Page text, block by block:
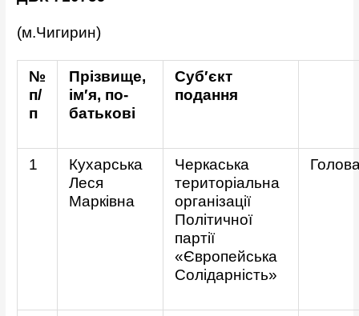
(м.Чигирин)
№
п/
п
Прізвище,
ім′я, по-
батькові
Суб′єкт
подання
1
Кухарська
Леся
Марківна
Черкаська
територіальна
організації
Політичної
партії
«Європейська
Солідарність»